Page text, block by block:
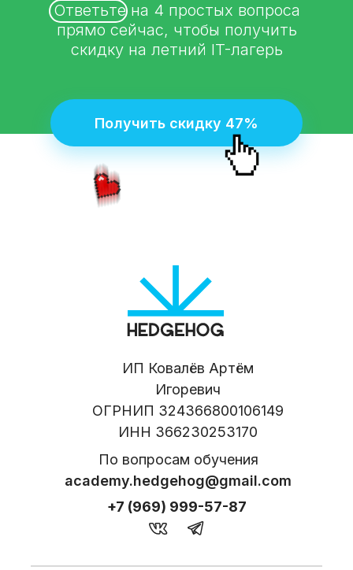
Получить скидку 47%
Ответьте на 4 простых вопроса
прямо сейчас, чтобы получить
скидку на летний IT-лагерь
По вопросам обучения
academy.hedgehog@gmail.com
ИП Ковалёв Артём
Игоревич
ОГРНИП 324366800106149
ИНН 366230253170
+7 (969) 999-57-87